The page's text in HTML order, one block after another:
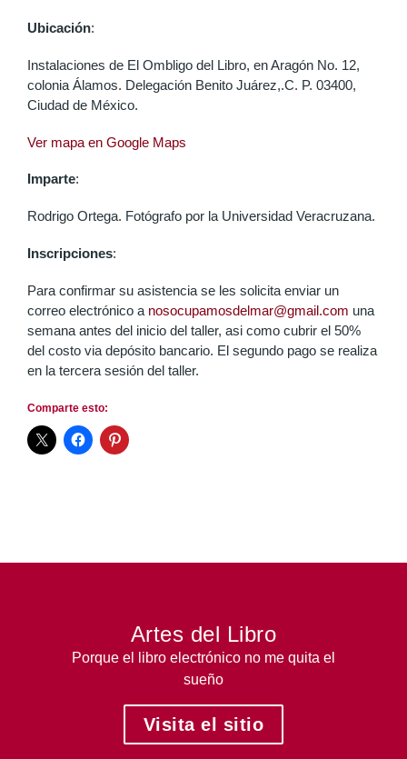
Ubicación:
Instalaciones de El Ombligo del Libro, en Aragón No. 12,
colonia Álamos. Delegación Benito Juárez,.C. P. 03400,
Ciudad de México.
Ver mapa en Google Maps
Imparte:
Rodrigo Ortega. Fotógrafo por la Universidad Veracruzana.
Inscripciones:
Para confirmar su asistencia se les solicita enviar un
correo electrónico a nosocupamosdelmar@gmail.com una
semana antes del inicio del taller, asi como cubrir el 50%
del costo via depósito bancario. El segundo pago se realiza
en la tercera sesión del taller.
Comparte esto:
Artes del Libro
Porque el libro electrónico no me quita el
sueño
Visita el sitio